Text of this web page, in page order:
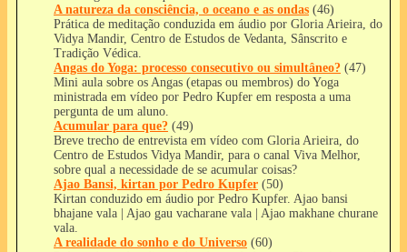
A natureza da consciência, o oceano e as ondas (46)
Prática de meditação conduzida em áudio por Gloria Arieira, do
Vidya Mandir, Centro de Estudos de Vedanta, Sânscrito e
Tradição Védica.
Angas do Yoga: processo consecutivo ou simultâneo? (47)
Mini aula sobre os Angas (etapas ou membros) do Yoga
ministrada em vídeo por Pedro Kupfer em resposta a uma
pergunta de um aluno.
Acumular para que? (49)
Breve trecho de entrevista em vídeo com Gloria Arieira, do
Centro de Estudos Vidya Mandir, para o canal Viva Melhor,
sobre qual a necessidade de se acumular coisas?
Ajao Bansi, kirtan por Pedro Kupfer (50)
Kirtan conduzido em áudio por Pedro Kupfer. Ajao bansi
bhajane vala | Ajao gau vacharane vala | Ajao makhane churane
vala.
A realidade do sonho e do Universo (60)